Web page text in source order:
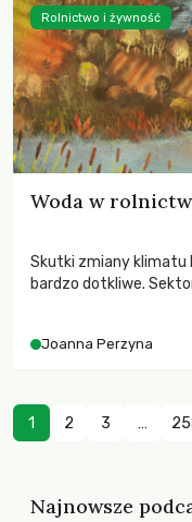
Woda w
Skutki zmiany klimatu
bardzo dotkliwe.
zachodzących zmian
Joanna Perzyna
Rolnictwo i żywność
1 2 3 …
Najnowsze